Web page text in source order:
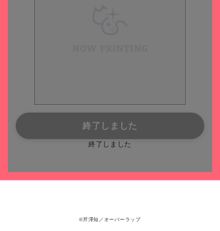
終了しました
終了しました
©芹澤知／オーバーラップ